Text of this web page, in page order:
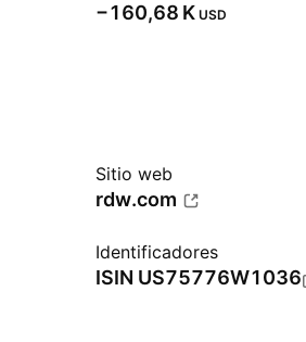
‪−160,68 K‬ USD
Sitio web
rdw.com
Identificadores
ISIN US75776W1036